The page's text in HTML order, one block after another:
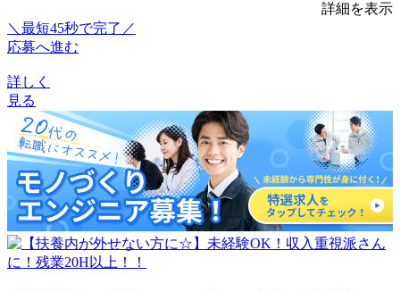
詳細を表示
＼最短45秒で完了／
応募へ進む
詳しく
見る